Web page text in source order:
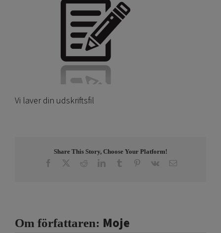
Vi laver din udskriftsfil
Share This Story, Choose Your Platform!
Facebook RedditLinkedInTumblr Pinterest
Vk E-
Om författaren: Moje